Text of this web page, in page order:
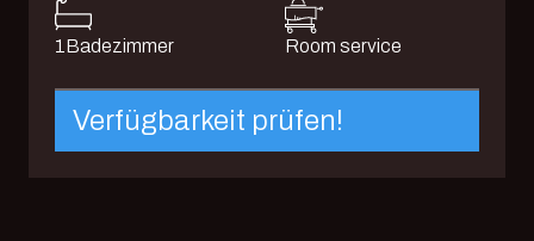
1 Badezimmer Room service
Verfügbarkeit prüfen!